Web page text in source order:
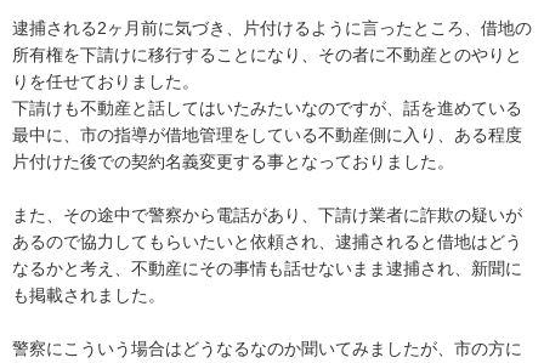
逮捕される2ヶ月前に気づき、片付けるように言ったところ、借地の
所有権を下請けに移行することになり、その者に不動産とのやりと
りを任せておりました。
下請けも不動産と話してはいたみたいなのですが、話を進めている
最中に、市の指導が借地管理をしている不動産側に入り、ある程度
片付けた後での契約名義変更する事となっておりました。
また、その途中で警察から電話があり、下請け業者に詐欺の疑いが
あるので協力してもらいたいと依頼され、逮捕されると借地はどう
なるかと考え、不動産にその事情も話せないまま逮捕され、新聞に
も掲載されました。
警察にこういう場合はどうなるなのか聞いてみましたが、市の方に